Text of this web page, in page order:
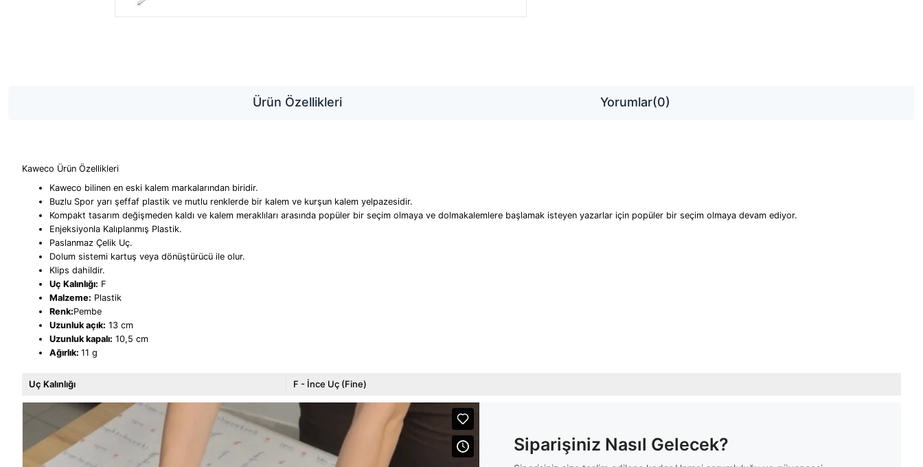
Ürün Özellikleri Yorumlar(0)
Kaweco Ürün Özellikleri
Kaweco bilinen en eski kalem markalarından biridir.
Buzlu Spor yarı şeffaf plastik ve mutlu renklerde bir kalem ve kurşun kalem yelpazesidir.
Kompakt tasarım değişmeden kaldı ve kalem meraklıları arasında popüler bir seçim olmaya ve dolmakalemlere başlamak isteyen yazarlar için popüler bir seçim olmaya devam ediyor.
Enjeksiyonla Kalıplanmış Plastik.
Paslanmaz Çelik Uç.
Dolum sistemi kartuş veya dönüştürücü ile olur.
Klips dahildir.
Uç Kalınlığı: F
Malzeme: Plastik
Renk:Pembe
Uzunluk açık: 13 cm
Uzunluk kapalı: 10,5 cm
Ağırlık: 11 g
Uç Kalınlığı F - İnce Uç (Fine)
Siparişiniz Nasıl Gelecek?